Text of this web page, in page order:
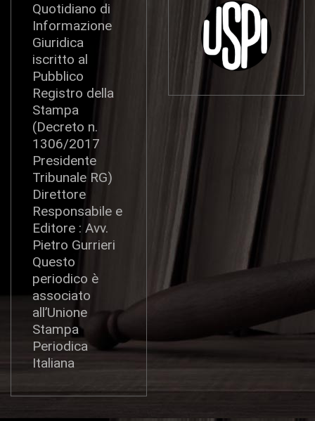
Quotidiano di
Informazione
Giuridica
iscritto al
Pubblico
Registro della
Stampa
(Decreto n.
1306/2017
Presidente
Tribunale RG)
Direttore
Responsabile e
Editore : Avv.
Pietro Gurrieri
Questo
periodico è
associato
all’Unione
Stampa
Periodica
Italiana